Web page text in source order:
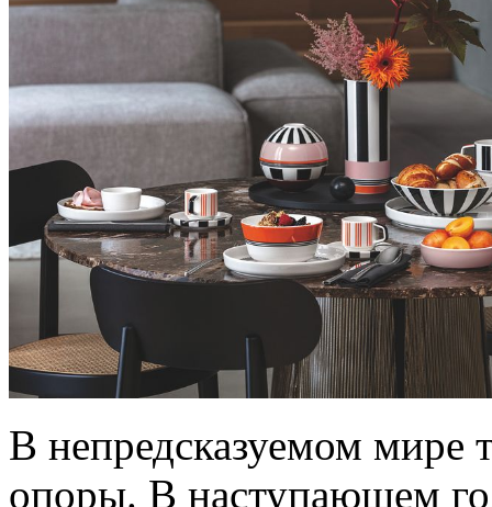
В непредсказуемом мире
опоры. В наступающем